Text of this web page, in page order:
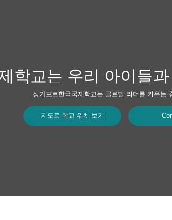
학교는 우리 아이들
싱가포르한국국제학교는 글로벌 리더를 키우는
지도로 학교 위치 보기